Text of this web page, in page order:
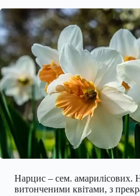
Нарцис – сем. амарилісових.
витонченими квітами, з